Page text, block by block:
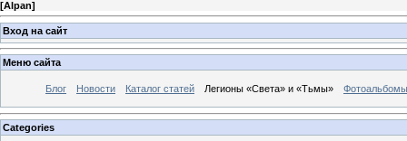
[Alpan]
Вход на сайт
Меню сайта
Блог Новости Каталог статей Легионы «Света» и «Тьмы» Фотоальбомы
Categories